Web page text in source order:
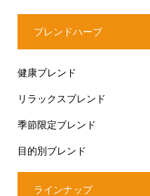
ブレンドハーブ
健康ブレンド
リラックスブレンド
季節限定ブレンド
目的別ブレンド
ラインナップ